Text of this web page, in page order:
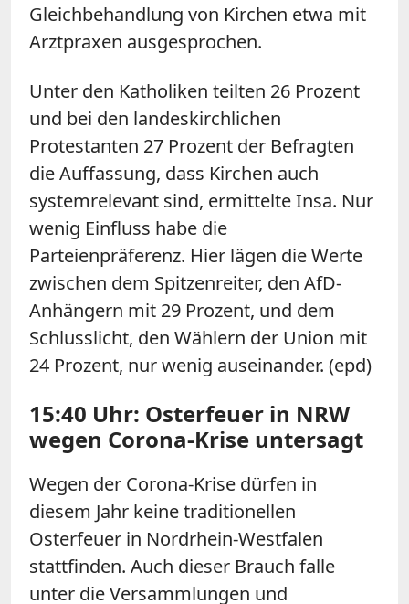
Gleichbehandlung von Kirchen etwa mit
Arztpraxen ausgesprochen.
Unter den Katholiken teilten 26 Prozent
und bei den landeskirchlichen
Protestanten 27 Prozent der Befragten
die Auffassung, dass Kirchen auch
systemrelevant sind, ermittelte Insa. Nur
wenig Einfluss habe die
Parteienpräferenz. Hier lägen die Werte
zwischen dem Spitzenreiter, den AfD-
Anhängern mit 29 Prozent, und dem
Schlusslicht, den Wählern der Union mit
24 Prozent, nur wenig auseinander. (epd)
15:40 Uhr: Osterfeuer in NRW
wegen Corona-Krise untersagt
Wegen der Corona-Krise dürfen in
diesem Jahr keine traditionellen
Osterfeuer in Nordrhein-Westfalen
stattfinden. Auch dieser Brauch falle
unter die Versammlungen und